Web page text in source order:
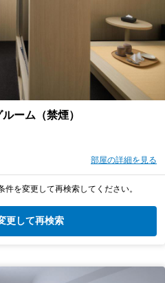
ーム（禁煙）
部屋の詳細を見る
を変更して再検索してください。
更して再検索